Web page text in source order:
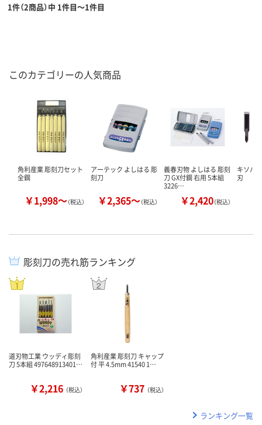
1件（2商品）中 1件目～1件目
このカテゴリーの人気商品
角利産業 彫刻刀セット
全鋼
￥1,998～（税込）
アーテック よしはる 彫
刻刀
￥2,365～（税込）
義春刃物 よしはる 彫刻
刀 GX付鋼 右用 5本組
3226…
￥2,420（税込）
キソパ
刃
彫刻刀の売れ筋ランキング
道刃物工業 ウッディ彫刻
刀 5本組 497648913401…
￥2,216 （税込）
角利産業 彫刻刀 キャップ
付 平 4.5mm 41540 1…
￥737 （税込）
ランキング一覧